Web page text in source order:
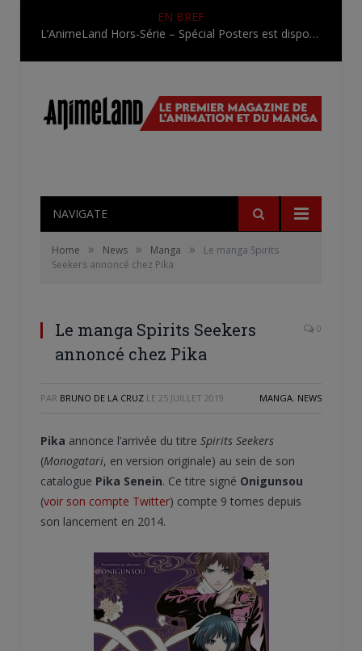
EN BREF
L’AnimeLand Hors-Série – Spécial Posters est disponible !
NAVIGATE
Home » News » Manga »
Le manga Spirits
Seekers annoncé chez Pika
Le manga Spirits Seekers
annoncé chez Pika
0
PAR BRUNO DE LA CRUZ LE 25 JUILLET 2019 MANGA, NEWS
Pika annonce l’arrivée du titre Spirits Seekers
(Monogatari, en version originale) au sein de son
catalogue Pika Senein. Ce titre signé Onigunsou
(voir son compte Twitter) compte 9 tomes depuis
son lancement en 2014.